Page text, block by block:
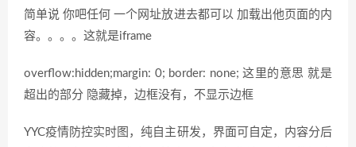
简单说 你吧任何 一个网址放进去都可以 加载出他页面的内
容。。。。这就是iframe
overflow:hidden;margin: 0; border: none; 这里的意思 就是
超出的部分 隐藏掉，边框没有，不显示边框
YYC疫情防控实时图，纯自主研发，界面可自定，内容分后